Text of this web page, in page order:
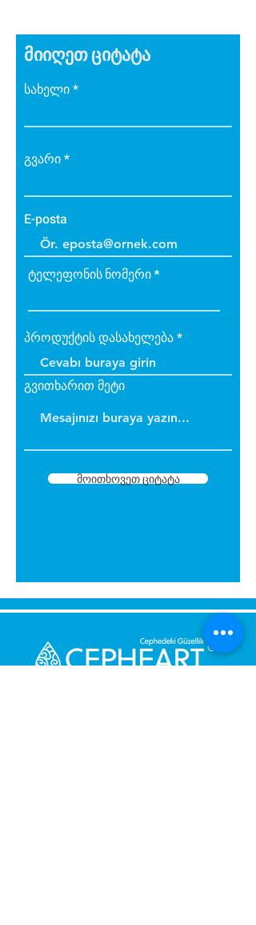
მიიღეთ ციტატა
სახელი
გვარი
E-posta
ტელეფონის ნომერი
პროდუქტის დასახელება
გვითხარით მეტი
მოითხოვეთ ციტატა